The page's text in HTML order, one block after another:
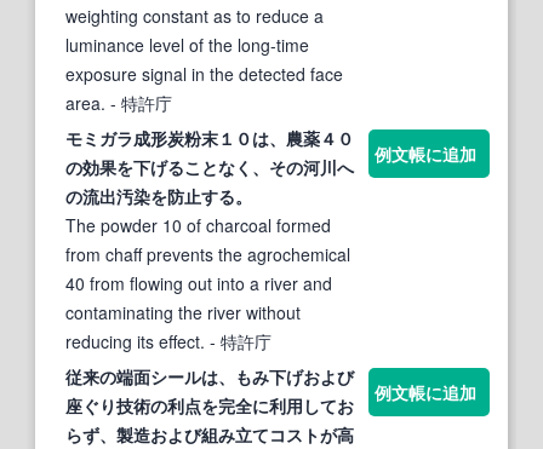
weighting constant as to reduce a
luminance level of the long-time
exposure signal in the detected face
area. - 特許庁
モミ ガラ成形炭粉末１０は、農薬４０
の効果を下げることなく、その河川へ
の流出汚染を防止する。
The powder 10 of charcoal formed
from chaff prevents the agrochemical
40 from flowing out into a river and
contaminating the river without
reducing its effect. - 特許庁
例文帳に追加
従来の端面シールは、 もみ下げおよび
座ぐり技術の利点を完全に利用してお
らず、製造および組み立てコストが高
例文帳に追加